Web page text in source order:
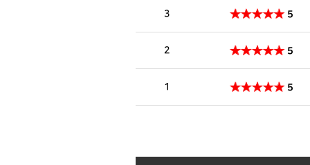
3 5
2 5
1 5